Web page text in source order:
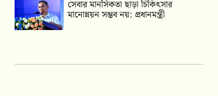
সেবার মানসিকতা ছাড়া চিকিৎসার
মানোন্নয়ন সম্ভব নয়: প্রধানমন্ত্রী